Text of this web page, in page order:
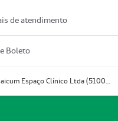
de atendimento
Boleto
Prestador Mosaicum Espaço Clínico Ltda (51004352-0)